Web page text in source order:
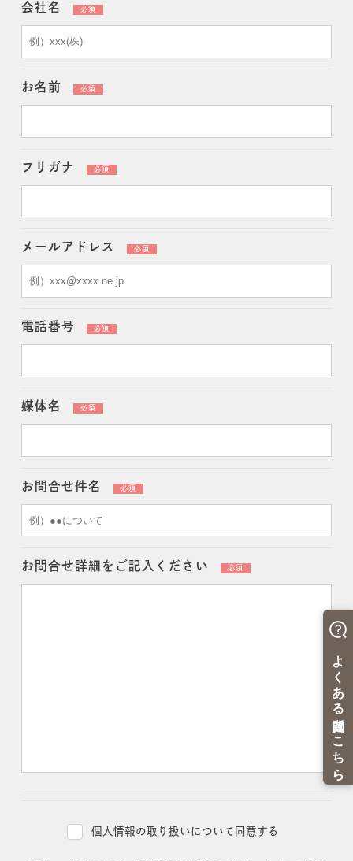
会社名 必須
お名前 必須
フリガナ 必須
メールアドレス 必須
電話番号 必須
媒体名 必須
お問合せ件名 必須
お問合せ詳細を ご記入ください 必須
個人情報の取り扱いについて同意する